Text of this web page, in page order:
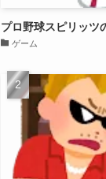
プロ野球スピリッツ
ゲーム